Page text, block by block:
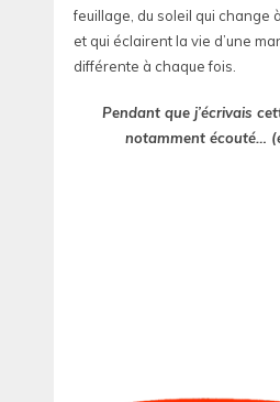
feuillage, du soleil qui change
et qui éclairent la vie d’une
différente à chaque fois.
Pendant que j’écrivais
notamment écouté…